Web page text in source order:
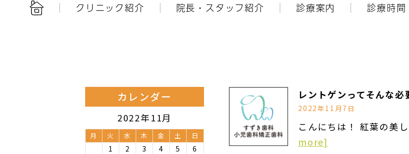
クリニック紹介 院長・スタッフ紹介 診療案内 診療時間
レントゲンってそんな必
2022年11月7日
こんにちは！ 紅葉の美
more]
カレンダー
2022年11月
月 火 水 木 金 土 日
1 2 3 4 5
6